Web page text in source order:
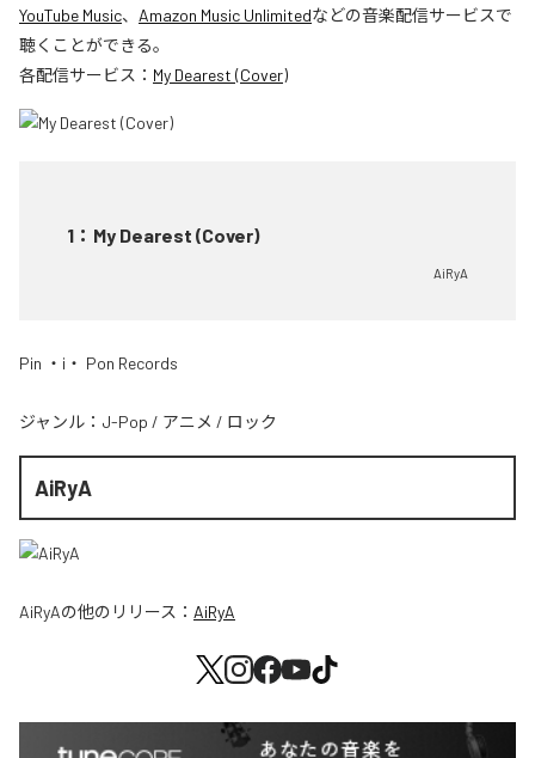
YouTube Music、 Amazon Music Unlimitedなどの音楽配信サービスで
聴くことができる。
各配信サービス： My Dearest (Cover)
1 ： My Dearest (Cover)
AiRyA
Pin ・i・ Pon Records
ジャンル： J-Pop / アニメ / ロック
AiRyA
AiRyAの他のリリース： AiRyA